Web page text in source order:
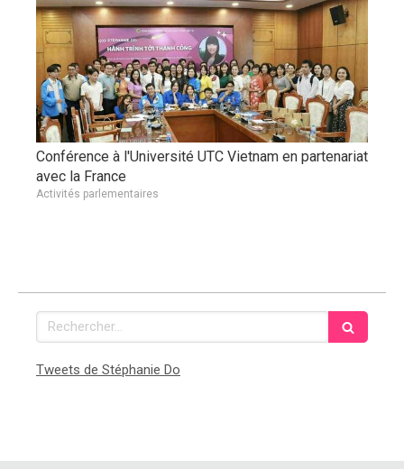
Conférence à l'Université UTC Vietnam en partenariat
avec la France
Activités parlementaires
Rechercher
Tweets de Stéphanie Do